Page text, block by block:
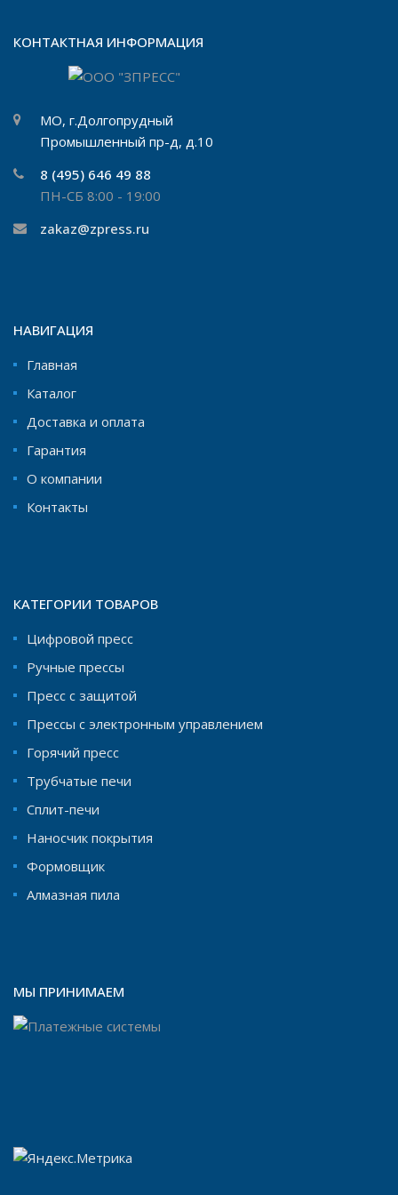
КОНТАКТНАЯ ИНФОРМАЦИЯ
МО, г.Долгопрудный
Промышленный пр-д, д.10
8 (495) 646 49 88
ПН-СБ 8:00 - 19:00
zakaz@zpress.ru
НАВИГАЦИЯ
Главная
Каталог
Доставка и оплата
Гарантия
О компании
Контакты
КАТЕГОРИИ ТОВАРОВ
Цифровой пресс
Ручные прессы
Пресс с защитой
Прессы с электронным управлением
Горячий пресс
Трубчатые печи
Сплит-печи
Наносчик покрытия
Формовщик
Aлмазная пила
МЫ ПРИНИМАЕМ